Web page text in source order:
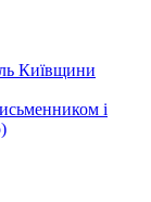
Київщини
і